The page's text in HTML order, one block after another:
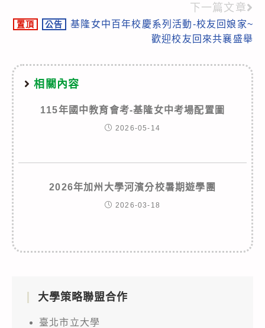
下一篇文章
置頂 公告
基隆女中百年校慶系列活動-校友回娘家~
歡迎校友回來共襄盛舉
相關內容
115年國中教育會考-基隆女中考場配置圖
2026-05-14
2026年加州大學河濱分校暑期遊學團
2026-03-18
大學策略聯盟合作
臺北市立大學